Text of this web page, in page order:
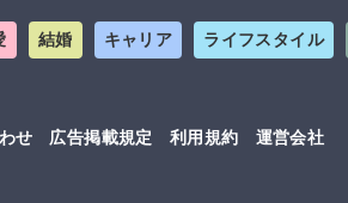
結婚 キャリア ライフスタイル
せ 広告掲載規定 利用規約 運営会社